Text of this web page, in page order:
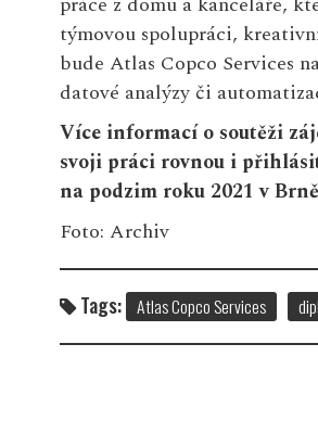
týmovou spolupráci,
bude Atlas Copco Services
datové analýzy či
Více informací o soutěži
svoji práci rovnou i
na podzim roku 2021 v
Foto: Archiv
Tags: Atlas Copco Services